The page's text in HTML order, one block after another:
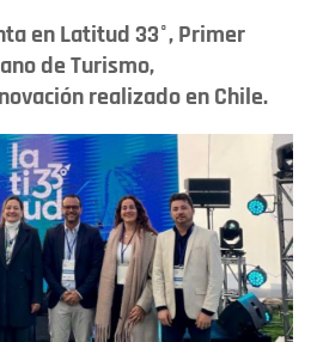
en Latitud 33°, Primer
de Turismo,
realizado en Chile.